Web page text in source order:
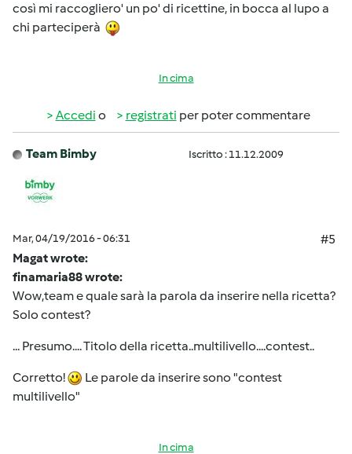
così mi raccogliero' un po' di ricettine, in bocca al lupo a
chi parteciperà
In cima
Accedi o registrati per poter commentare
Team Bimby Iscritto : 11.12.2009
Mar, 04/19/2016 - 06:31
#5
Magat wrote:
finamaria88 wrote:
Wow,team e quale sarà la parola da inserire nella ricetta?
Solo contest?
... Presumo.... Titolo della ricetta..multilivello....contest..
Corretto!
Le parole da inserire sono "contest
multilivello"
In cima